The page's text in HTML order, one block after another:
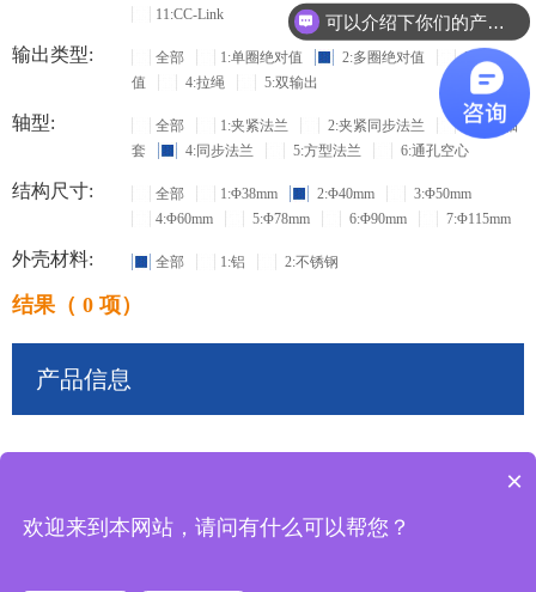
11:CC-Link
输出类型: 全部 1:单圈绝对值 2:多圈绝对值
3:增量
值
4:拉绳 5:双输出
轴型: 全部 1:夹紧法兰 2:夹紧同步法兰
3:盲孔轴
套
4:同步法兰 5:方型法兰 6:通孔空心
结构尺寸: 全部 1:Φ38mm 2:Φ40mm
3:Φ50mm
4:Φ60mm
5:Φ78mm 6:Φ90mm 7:Φ115mm
外壳材料: 全部 1:铝 2:不锈钢
结果（ 0 项）
产品信息
可以介绍下你们的产品么？
×
欢迎来到本网站，请问有什么可以帮您？